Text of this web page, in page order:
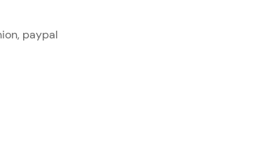
paypal